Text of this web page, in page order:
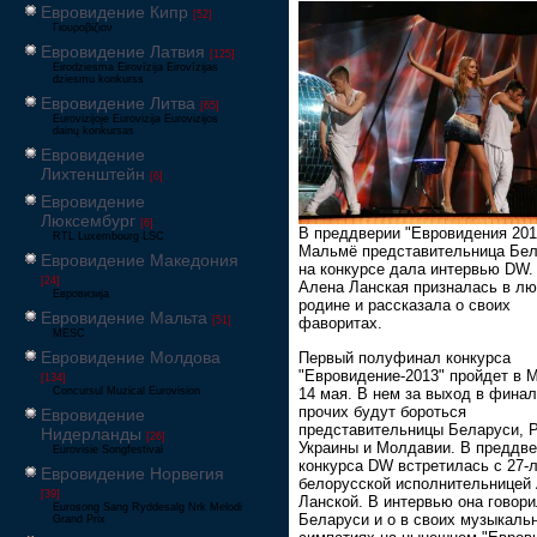
Евровидение Кипр [52]
Γιουροβίζιον
Евровидение Латвия [125]
Eirodziesma Eirovīzija Eirovīzijas
dziesmu konkurss
Евровидение Литва [65]
Eurovizijoje Eurovizija Eurovizijos
dainų konkursas
Евровидение
Лихтенштейн [6]
Евровидение
Люксембург [6]
RTL Luxembourg LSC
Евровидение Македония
[24]
Евровизија
Евровидение Мальта [51]
MESC
Евровидение Молдова
[134]
Concursul Muzical Eurovision
Евровидение
Нидерланды [26]
Eurovisie Songfestival
Евровидение Норвегия
[39]
Eurosong Sang Ryddesalg Nrk Melodi
Grand Prix
В преддверии "Евровидения
Мальмё представительница
на конкурсе дала интервью
Алена Ланская призналась в
родине и рассказала о своих
фаворитах.
Первый полуфинал конкурса
"Евровидение-2013" пройдет в
14 мая. В нем за выход в
прочих будут бороться
представительницы Беларуси,
Украины и Молдавии. В
конкурса DW встретилась с 27-
белорусской
Ланской. В интервью она
Беларуси и о в своих